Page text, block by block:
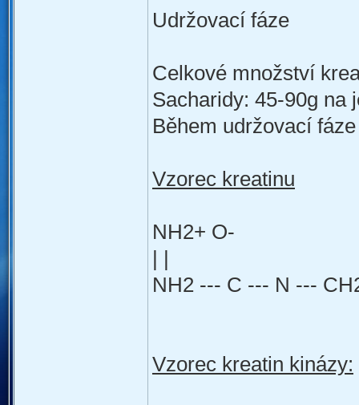
Udržovací fáze
Celkové množství
Sacharidy: 45-90g na
Během udržovací
Vzorec kreatinu
NH2+ O-
NH2 --- C --- N ---
Vzorec kreatin kinázy: